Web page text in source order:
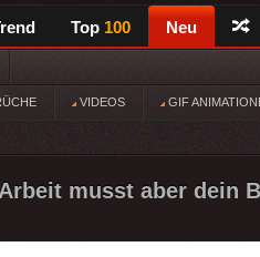
Top 100 Neu
VIDEOS GIF
musst aber dein